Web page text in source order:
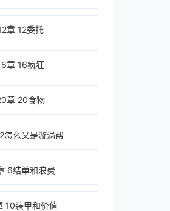
章 12委托
章 16疯狂
章 20食物
怎么又是漩涡帮
6结单和浪费
10装甲和价值